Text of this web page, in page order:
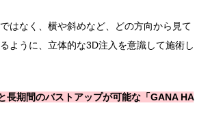
はなく、横や斜めなど、どの方向から見て
ように、立体的な3D注入を意識して施術し
長期間のバストアップが可能な「GANA HA